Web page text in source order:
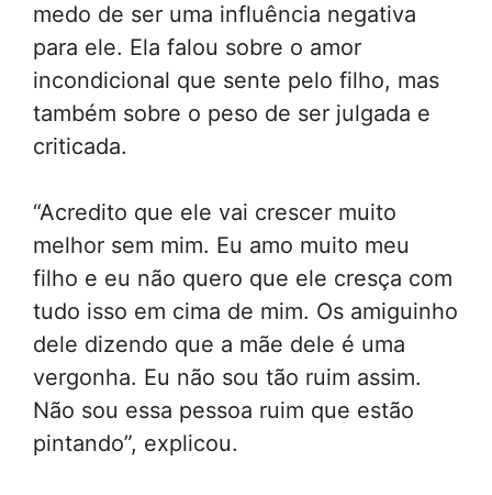
medo de ser uma influência negativa
para ele. Ela falou sobre o amor
incondicional que sente pelo filho, mas
também sobre o peso de ser julgada e
criticada.
“Acredito que ele vai crescer muito
melhor sem mim. Eu amo muito meu
filho e eu não quero que ele cresça com
tudo isso em cima de mim. Os amiguinho
dele dizendo que a mãe dele é uma
vergonha. Eu não sou tão ruim assim.
Não sou essa pessoa ruim que estão
pintando”, explicou.